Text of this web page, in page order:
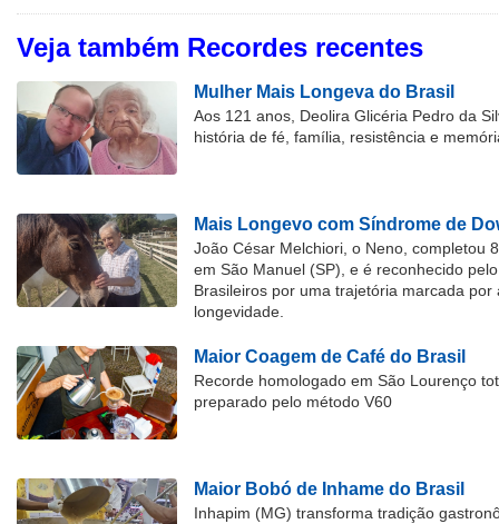
Veja também Recordes recentes
Mulher Mais Longeva do Brasil
Aos 121 anos, Deolira Glicéria Pedro da
história de fé, família, resistência e
Mais Longevo com Síndrome de
João César Melchiori, o Neno, completou
em São Manuel (SP), e é reconhecido
Brasileiros por uma trajetória marcada por
longevidade.
Maior Coagem de Café do Brasil
Recorde homologado em São Lourenço
preparado pelo método V60
Maior Bobó de Inhame do Brasil
Inhapim (MG) transforma tradição